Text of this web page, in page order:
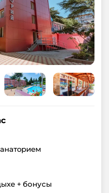
+ бонусы